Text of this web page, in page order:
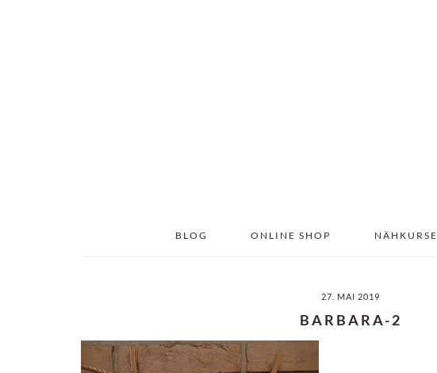
BLOG ONLINE SHOP NÄHKURSE
27. MAI 2019
BARBARA-2